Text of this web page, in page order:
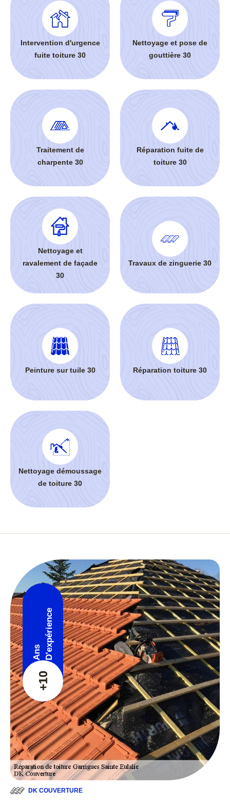
Intervention d'urgence
fuite toiture 30
Nettoyage et pose de
gouttière 30
Traitement de
charpente 30
Réparation fuite de
toiture 30
Nettoyage et
ravalement de façade
30
Travaux de zinguerie 30
Peinture sur tuile 30 Réparation toiture 30
Nettoyage démoussage
de toiture 30
+10
Ans D'expérience
DK COUVERTURE